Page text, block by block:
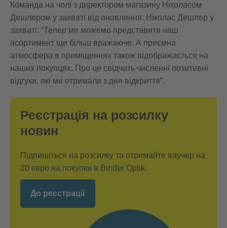
Команда на чолі з директором магазину Ніколасом
Дешлером у захваті від оновлення. Ніколас Дешлер у
захваті: “Тепер ми можемо представити наш
асортимент ще більш вражаюче. А приємна
атмосфера в приміщеннях також відображається на
наших покупцях. Про це свідчать численні позитивні
відгуки, які ми отримали з дня відкриття”.
Реєстрація на розсилку
новин
Підпишіться на розсилку та отримайте ваучер на
20 євро на покупки в Binder Optik.
До реєстрації